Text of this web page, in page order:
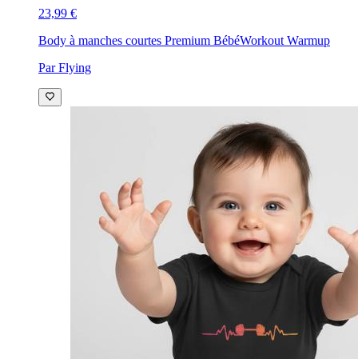
23,99 €
Body à manches courtes Premium BébéWorkout Warmup
Par Flying